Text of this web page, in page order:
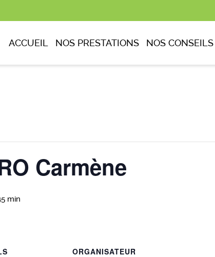
ACCUEIL NOS PRESTATIONS NOS CONSEILS
Carmène
min
ORGANISATEUR